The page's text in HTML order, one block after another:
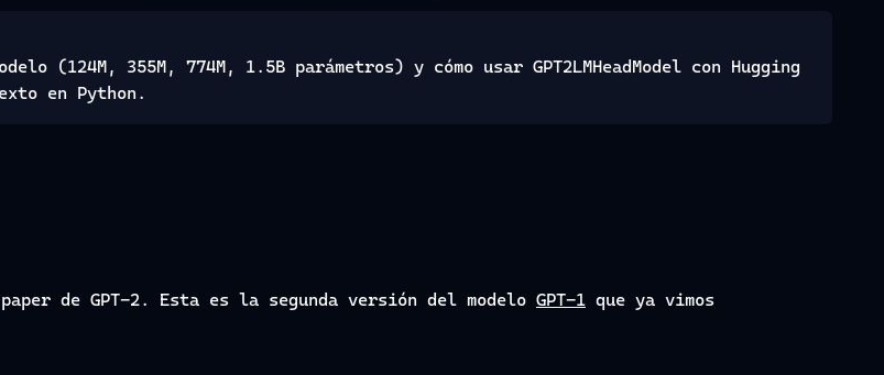
(124M, 355M, 774M, 1.5B parámetros) y cómo usar GPT2LMHeadModel con Hugging
en Python.
de GPT-2. Esta es la segunda versión del modelo GPT-1 que ya vimos